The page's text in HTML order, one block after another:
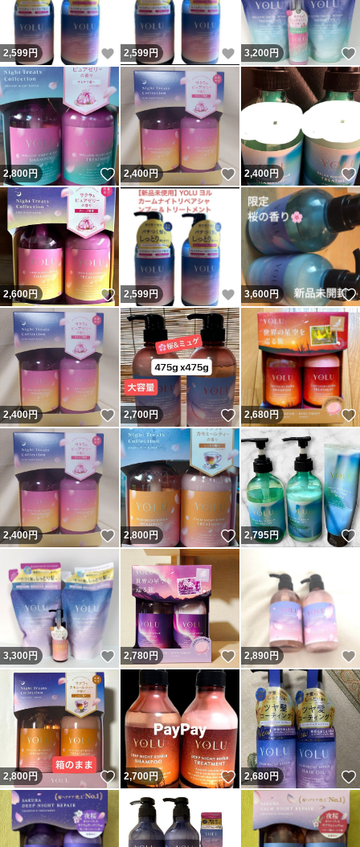
2,599円 いいね！
2,599円 いいね！
3,200円
2,800円 いいね！
2,400円 いいね！
2,400円
2,600円 いいね！
2,599円 いいね！
3,600円
2,400円 いいね！
2,700円 いいね！
2,680円
2,400円 いいね！
2,800円 いいね！
2,795円
3,300円 いいね！
2,780円 いいね！
2,890円
2,800円 いいね！
2,700円 いいね！
2,680円